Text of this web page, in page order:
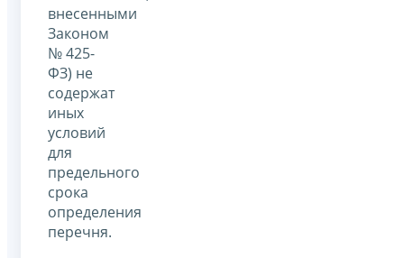
внесенными
Законом
№ 425-
ФЗ) не
содержат
иных
условий
для
предельного
срока
определения
перечня.